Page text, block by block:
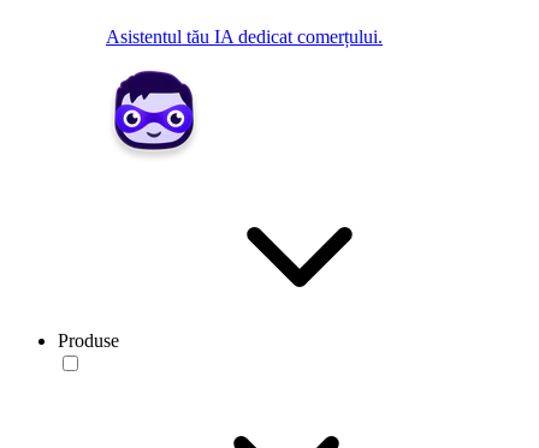
Asistentul tău IA dedicat comerțului.
Produse